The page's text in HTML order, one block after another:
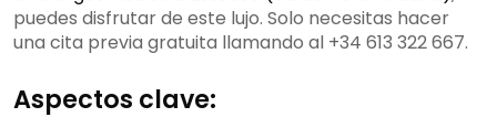
puedes disfrutar de este lujo. Solo necesitas hacer
una cita previa gratuita llamando al +34 613 322 667.
Aspectos clave: